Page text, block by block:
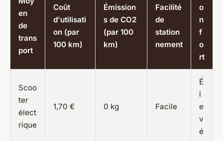
en
de
trans
port
Coût
d'utilisati
on (par
100 km)
Émission
s de CO2
(par 100
km)
Facilité
de
station
nement
o
n
f
o
rt
Scoo
ter
élect
rique
1,70 € 0 kg Facile
É
l
e
v
é